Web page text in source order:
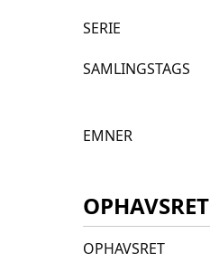
SERIE
SAMLINGSTAGS
EMNER
OPHAVSRET
OPHAVSRET